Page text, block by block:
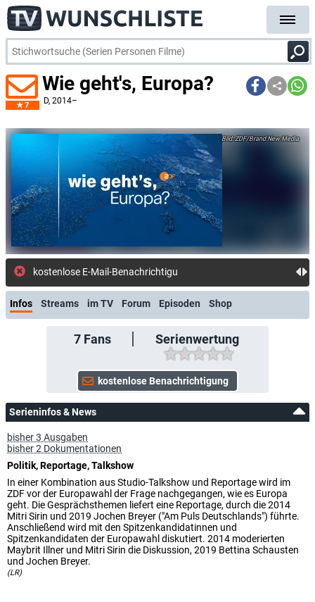
7
Wie geht's, Europa?
D, 2014–
ZDF/Brand New Media
kostenlose E-Mail-Benachrichtigung bei Streaming- od
Infos Streams im TV Forum Episoden Shop
7Fans Serienwertung
Serieninfos & News
bisher 3 Ausgaben
bisher 2 Dokumentationen
Politik, Reportage, Talkshow
In einer Kombination aus Studio-Talkshow und Reportage wird im
ZDF vor der Europawahl der Frage nachgegangen, wie es Europa
geht. Die Gesprächsthemen liefert eine Reportage, durch die 2014
Mitri Sirin und 2019 Jochen Breyer ("Am Puls Deutschlands") führte.
Anschließend wird mit den Spitzenkandidatinnen und
Spitzenkandidaten der Europawahl diskutiert. 2014 moderierten
Maybrit Illner und Mitri Sirin die Diskussion, 2019 Bettina Schausten
und Jochen Breyer.
(LR)